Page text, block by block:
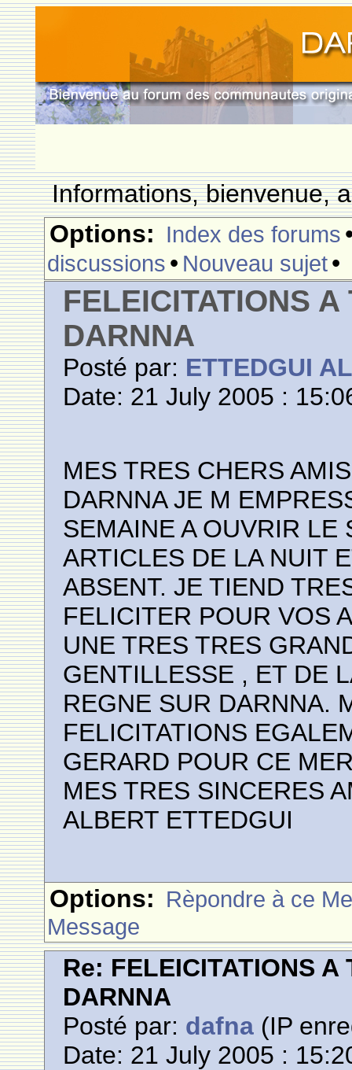
Informations, bienvenue,
Options: Index des forums
discussions • Nouveau sujet•
FELEICITATIONS
DARNNA
Posté par: ETTEDGUI
Date: 21 July 2005 :
MES TRES CHERS
DARNNA JE M
SEMAINE A OUVRIR LE
ARTICLES DE LA NUIT
ABSENT. JE TIEND
FELICITER POUR VOS
UNE TRES TRES
GENTILLESSE , ET DE
REGNE SUR DARNNA.
FELICITATIONS
GERARD POUR CE
MES TRES SINCERES
ALBERT ETTEDGUI
Options: Rèpondre à ce
Message
Re: FELEICITATIONS A
DARNNA
Posté par: dafna (IP
Date: 21 July 2005 :